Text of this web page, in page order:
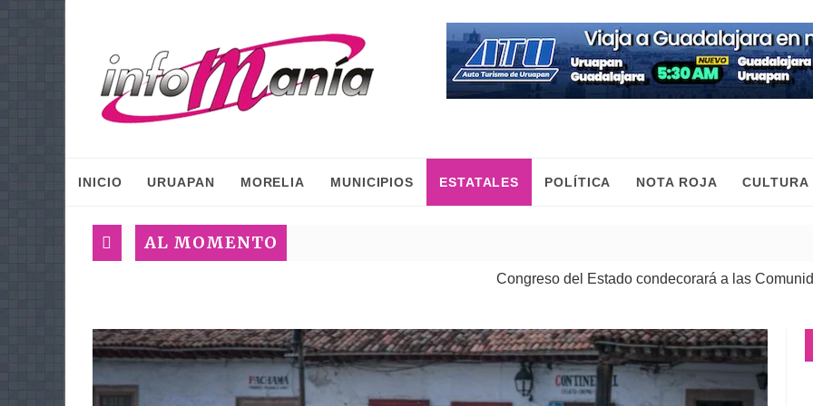
INICIO URUAPAN MORELIA MUNICIPIOS ESTATALES POLÍTICA NOTA ROJA CULTURA
AL MOMENTO
Congreso del Estado condecorará a las Comunidades